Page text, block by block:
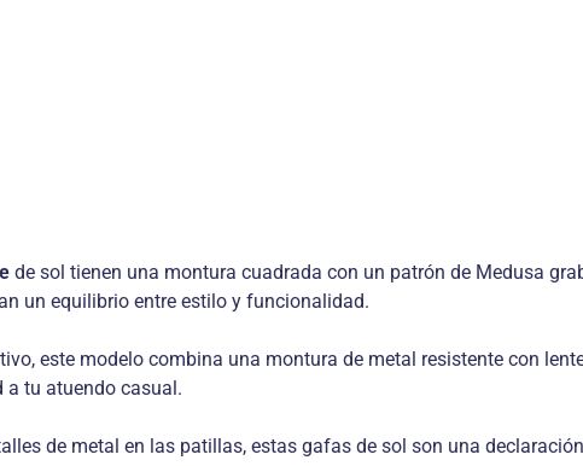
de sol tienen una montura cuadrada con un patrón de Medusa
un equilibrio entre estilo y funcionalidad.
este modelo combina una montura de metal resistente con
a tu atuendo casual.
de metal en las patillas, estas gafas de sol son una